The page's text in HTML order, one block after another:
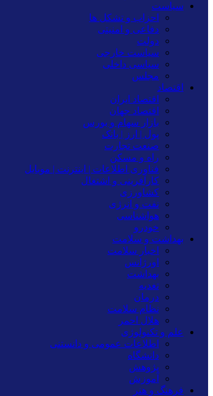
سیاست
احزاب و تشکل ها
دفاعی و امنیتی
دولت
سیاست خارجی
سیاسی داخلی
مجلس
اقتصاد
اقتصاد ایران
اقتصاد جهان
بازار سهام و بورس
پول | ارز | بانک
صنعت تجارت
راه و مسکن
فناوری اطلاعات | اینترنت | موبایل
کارآفرینی و اشتغال
کشاورزی
نفت و انرژی
هواشناسی
خودرو
بهداشت و سلامت
اخبار سلامت
اورژانس
بهداشت
تغدیه
درمان
نظام سلامت
هلال احمر
علم و تکنولوژی
اطلاعات عمومی و دانستنی
دانشگاه
پژوهش
آموزش
فرهنگ و هنر